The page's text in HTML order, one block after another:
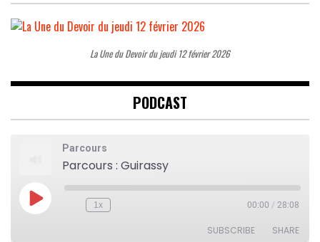
La Une du Devoir du jeudi 12 février 2026
PODCAST
Parcours
Parcours : Guirassy
Play
Episode
Rewind
1x 00:00 / 28:08
SUBSCRIBE SHARE